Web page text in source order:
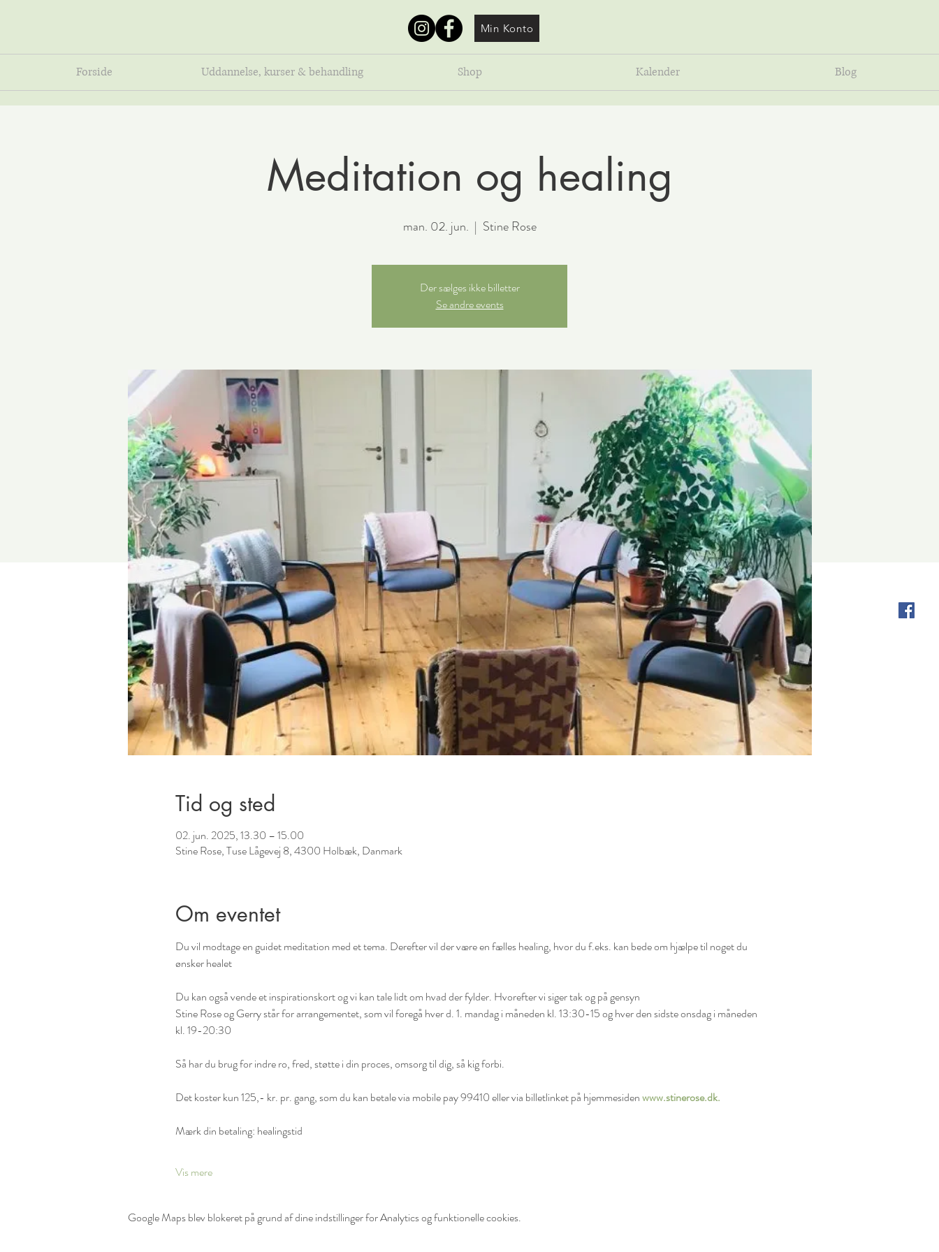
Min Konto
Forside Uddannelse, kurser & behandling Shop Kalender Blog
Meditation og healing
man. 02. jun.
  |
Stine Rose
Der sælges ikke billetter
Se andre events
Tid og sted
02. jun. 2025, 13.30 – 15.00
Stine Rose, Tuse Lågevej 8, 4300 Holbæk, Danmark
Om eventet
Du vil modtage en guidet meditation med et tema. Derefter vil der være en fælles healing, hvor du f.eks. kan bede om hjælpe til noget du
ønsker healet
Du kan også vende et inspirationskort og vi kan tale lidt om hvad der fylder. Hvorefter vi siger tak og på gensyn
Stine Rose og Gerry står for arrangementet, som vil foregå hver d. 1. mandag i måneden kl. 13:30-15 og hver den sidste onsdag i måneden
kl. 19-20:30
Så har du brug for indre ro, fred, støtte i din proces, omsorg til dig, så kig forbi.
Det koster kun 125,- kr. pr. gang, som du kan betale via mobile pay 99410 eller via billetlinket på hjemmesiden www.stinerose.dk.
Mærk din betaling: healingstid
Vis mere
Google Maps blev blokeret på grund af dine indstillinger for Analytics og funktionelle cookies.